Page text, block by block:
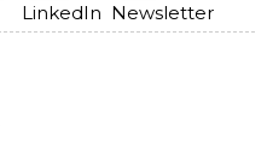
LinkedIn Newsletter